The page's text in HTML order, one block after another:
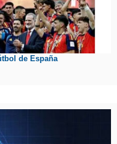
de España